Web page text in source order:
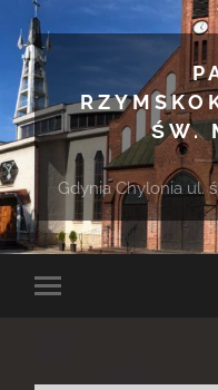
ŚW.
Gdynia Chylonia ul.
Toggle